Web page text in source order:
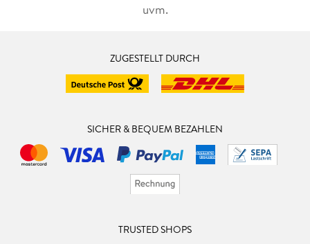
uvm.
ZUGESTELLT DURCH
SICHER & BEQUEM BEZAHLEN
TRUSTED SHOPS